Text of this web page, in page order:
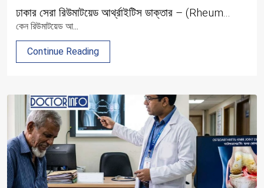
ঢাকার সেরা রিউমাটয়েড আর্থ্রাইটিস ডাক্তার – (Rheum...
কেন রিউমাটয়েড আ...
Continue Reading